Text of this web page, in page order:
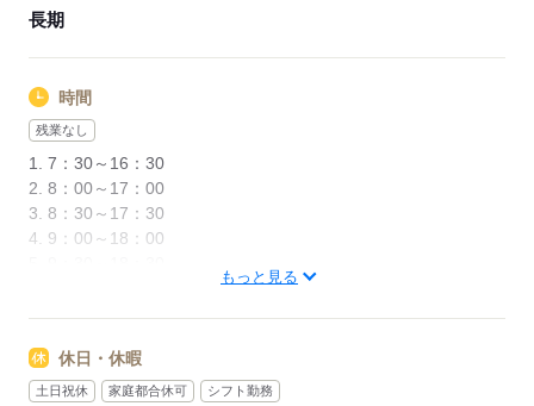
■交通費支給（月3万円まで）
（車・バイク通勤OK/無料駐車場あり）
長期
時間
残業なし
1. 7：30～16：30
2. 8：00～17：00
3. 8：30～17：30
4. 9：00～18：00
例えば........
もっと見る
休日・休暇
土日祝休 家庭都合休可 シフト勤務